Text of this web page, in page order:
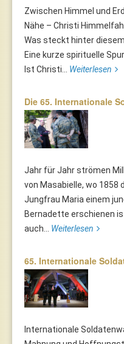
Zwischen Himmel und
Nähe – Christi
Was steckt hinter
Eine kurze spirituelle
Ist Christi... Weiterlesen
Die 65. Internationale
Jahr für Jahr strömen
von Masabielle, wo 1858
Jungfrau Maria einem
Bernadette erschienen
auch... Weiterlesen
65. Internationale
Internationale